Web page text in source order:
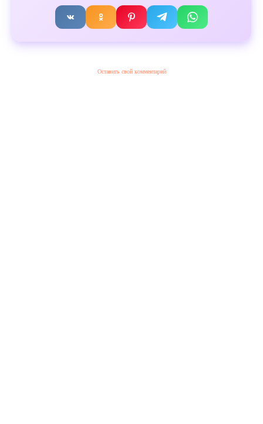
Оставить свой комментарий